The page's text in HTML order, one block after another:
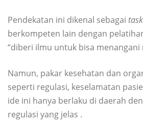
Pendekatan ini dikenal sebagai
berkompeten lain dengan
“diberi ilmu untuk bisa
Namun, pakar kesehatan dan
seperti regulasi, keselamatan
ide ini hanya berlaku di daerah
regulasi yang jelas .